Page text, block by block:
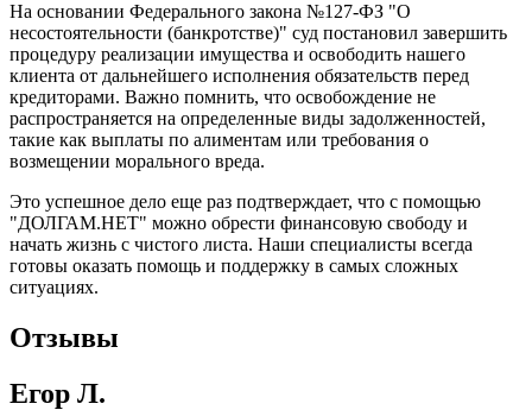
На основании Федерального закона №127-ФЗ "О
несостоятельности (банкротстве)" суд постановил завершить
процедуру реализации имущества и освободить нашего
клиента от дальнейшего исполнения обязательств перед
кредиторами. Важно помнить, что освобождение не
распространяется на определенные виды задолженностей,
такие как выплаты по алиментам или требования о
возмещении морального вреда.
Это успешное дело еще раз подтверждает, что с помощью
"ДОЛГАМ.НЕТ" можно обрести финансовую свободу и
начать жизнь с чистого листа. Наши специалисты всегда
готовы оказать помощь и поддержку в самых сложных
ситуациях.
Отзывы
Егор Л.